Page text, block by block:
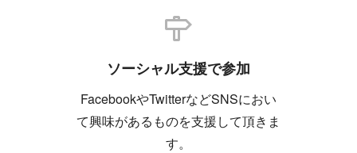
ソーシャル支援で参加
FacebookやTwitterなどSNSにおい
て興味があるものを支援して頂きま
す。